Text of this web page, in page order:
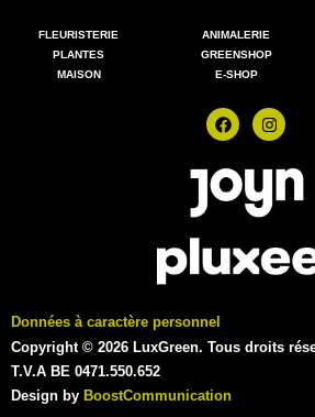
FLEURISTERIE
PLANTES
MAISON
ANIMALERIE
GREENSHOP
E-SHOP
Données à caractère personnel
Copyright © 2026 LuxGreen. Tous droits
T.V.A BE 0471.550.652
Design by BoostCommunication